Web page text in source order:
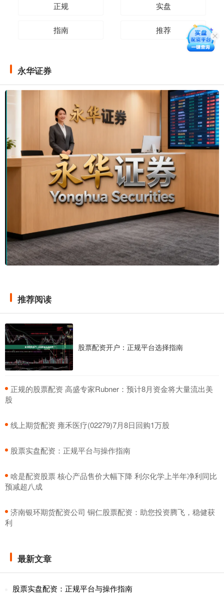
正规 实盘
指南 推荐
永华证券
推荐阅读
股票配资开户：正规平台选择指南
​正规的股票配资 高盛专家Rubner：预计8月资金将大量流出美
股
​线上期货配资 雍禾医疗(02279)7月8日回购1万股
​股票实盘配资：正规平台与操作指南
​啥是配资股票 核心产品售价大幅下降 利尔化学上半年净利同比
预减超八成
​济南银环期货配资公司 铜仁股票配资：助您投资腾飞，稳健获
利
最新文章
股票实盘配资：正规平台与操作指南